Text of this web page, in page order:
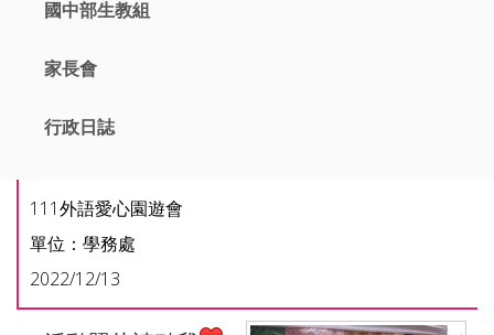
國中部生教組
家長會
行政日誌
111外語愛心園遊會
單位：學務處
2022/12/13